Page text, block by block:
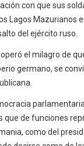
con que sus
Lagos Mazurianos
del ejército ruso.
el milagro de
germano, se
que de funciones
como del